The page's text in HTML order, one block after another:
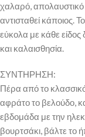
χαλαρό, απολαυστικό
αντισταθεί κάποιος.
εύκολα με κάθε
και καλαισθησία.
ΣΥΝΤΗΡΗΣΗ:
Πέρα από το
αφράτο το βελούδο,
εβδομάδα με την
βουρτσάκι, βάλτε το